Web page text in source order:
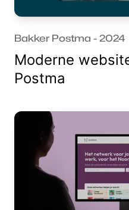
Bakker Postma - 2024
Moderne
Postma